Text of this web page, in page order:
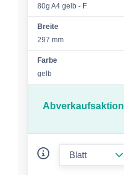
80g A4 gelb - F
Breite
297 mm
Farbe
gelb
Abverkaufsaktion